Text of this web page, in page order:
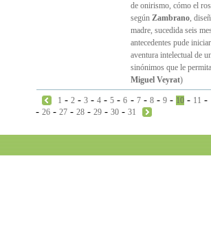
de onirismo, cómo el
según Zambrano,
madre, sucedida seis
antecedentes pude
aventura intelectual de
sinónimos que le
Miguel Veyrat)
1 -2 -3 -4 -5 -6 - 7- 8- 9- 10- 11 -
- 26 - 27 - 28 - 29 - 30 - 31